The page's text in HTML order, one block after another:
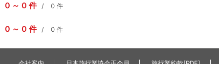
0 0 件 0 件
0 0 件 0 件